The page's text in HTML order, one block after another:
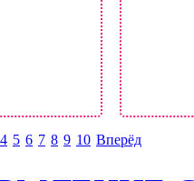
4 5 6 7 8 9 10 Вперёд